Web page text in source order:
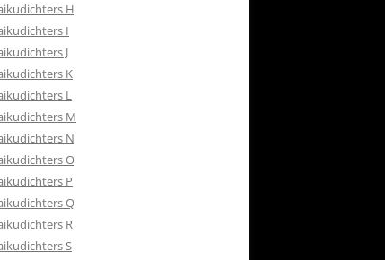
H
I
J
K
L
M
N
O
P
Q
R
S